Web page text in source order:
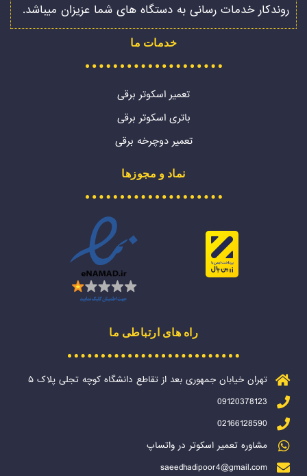
روندکار خدمات رسانی به دستگاه های شما عزیزان میباشد.
خدمات ما
تعمیر اسکوتر برقی
باتری اسکوتر برقی
تعمیر دوچرخه برقی
نماد و مجوزها
راه های ارتباطی ما
تهران خیابان جمهوری بعد از تقاطع دانشگاه کوچه تجلی پلاک ۵
09120378123
02166128590
مشاوره تعمیر اسکوتر در واتساپ
saeedhadipoor4@gmail.com